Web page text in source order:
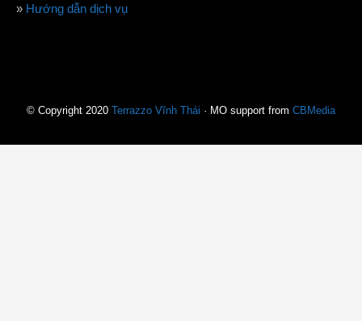
» Hướng dẫn dịch vụ
© Copyright 2020 Terrazzo Vĩnh Thái · MO support from CBMedia